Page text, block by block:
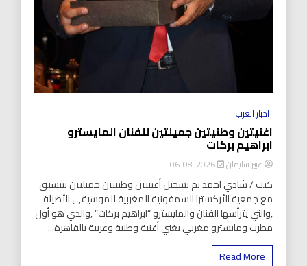
اخبار العرب
اغنيتين وطنيتين جميلتين للفنان المايسترو
ابراهيم بركات
عبير سليمان 2026-08-06
كتب / شادي احمد تم تسجيل أغنيتين وطنيتين جميلتين بتنسيق
مع جمعية الأركسترا السمفونية المغربية للموسيقى الأصيلة
,والتي يترأسها الفنان والمايسترو “ابراهيم بركات” ,والدي هو أول
مطرب ومايسترو مغربي يغني أغنية وطنية وعربية بالقاهرة...
Read More